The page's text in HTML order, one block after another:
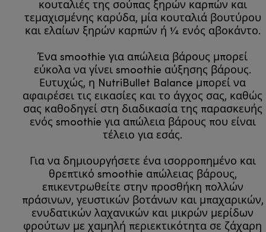
κουταλιές της σούπας ξηρών καρπών και
τεμαχισμένης καρύδα, μία κουταλιά βουτύρου
και ελαίων ξηρών καρπών ή 1⁄4 ενός αβοκάντο.
Ένα smoothie για απώλεια βάρους μπορεί
εύκολα να γίνει smoothie αύξησης βάρους.
Ευτυχώς, η NutriBullet Balance μπορεί να
αφαιρέσει τις εικασίες και το άγχος σας, καθώς
σας καθοδηγεί στη διαδικασία της παρασκευής
ενός smoothie για απώλεια βάρους που είναι
τέλειο για εσάς.
Για να δημιουργήσετε ένα ισορροπημένο και
θρεπτικό smoothie απώλειας βάρους,
επικεντρωθείτε στην προσθήκη πολλών
πράσινων, γευστικών βοτάνων και μπαχαρικών,
ενυδατικών λαχανικών και μικρών μερίδων
φρούτων με χαμηλή περιεκτικότητα σε ζάχαρη